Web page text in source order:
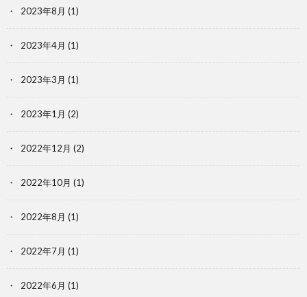
2023年8月 (1)
2023年4月 (1)
2023年3月 (1)
2023年1月 (2)
2022年12月 (2)
2022年10月 (1)
2022年8月 (1)
2022年7月 (1)
2022年6月 (1)